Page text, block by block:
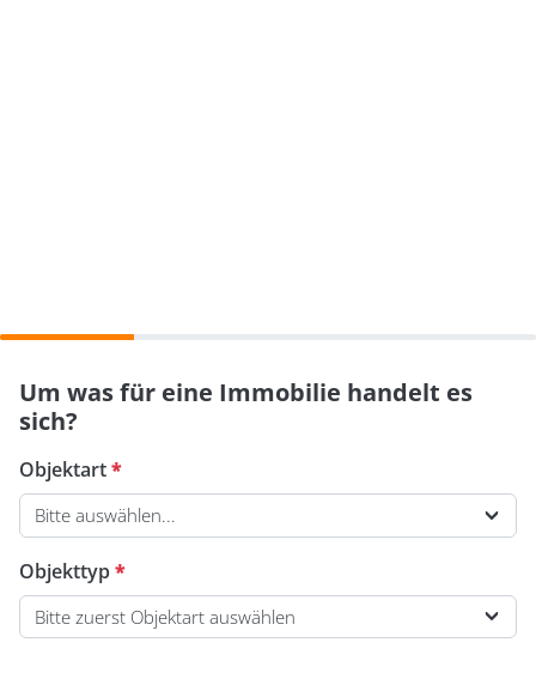
Um was für eine Immobilie handelt es
sich?
Objektart*
Bitte auswählen...
Objekttyp*
Bitte zuerst Objektart auswählen